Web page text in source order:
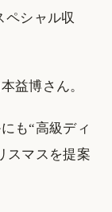
ペシャル収
益博さん。
も“高級ディ
スマスを提案